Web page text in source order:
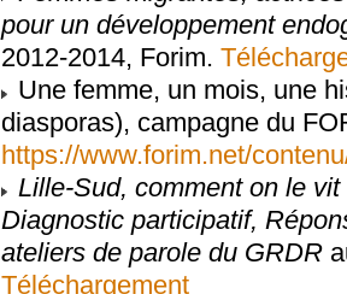
pour un développement
2012-2014, Forim.
Une femme, un mois, une
diasporas), campagne du
https://www.forim.net/
Lille-Sud, comment on le vit
Diagnostic participatif,
ateliers de parole du GRDR
Téléchargement